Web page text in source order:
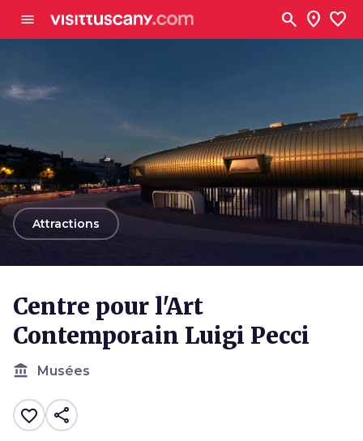
menu search location_on favorite
arrow_back
Attractions
Centre pour l'Art
Contemporain Luigi Pecci
account_balance Musées
favorite_border share